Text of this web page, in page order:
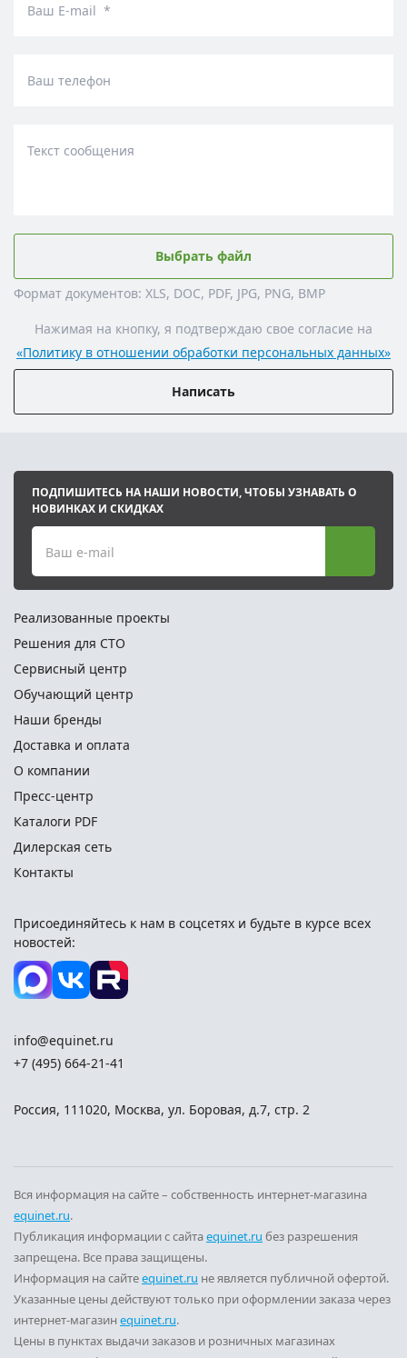
Ваш E-mail *
Ваш телефон
Текст сообщения
Выбрать файл
Формат документов: XLS, DOC, PDF, JPG, PNG, BMP
Нажимая на кнопку, я подтверждаю свое согласие на
«Политику в отношении обработки персональных данных»
Написать
ПОДПИШИТЕСЬ НА НАШИ НОВОСТИ, ЧТОБЫ УЗНАВАТЬ О
НОВИНКАХ И СКИДКАХ
Ваш e-mail
Реализованные проекты
Решения для СТО
Сервисный центр
Обучающий центр
Наши бренды
Доставка и оплата
О компании
Пресс-центр
Каталоги PDF
Дилерская сеть
Контакты
Присоединяйтесь к нам в соцсетях и будьте в курсе всех
новостей:
info@equinet.ru
+7 (495) 664-21-41
Россия, 111020, Москва, ул. Боровая, д.7, стр. 2
Вся информация на сайте – собственность интернет-магазина
equinet.ru.
Публикация информации с сайтаequinet.ru без разрешения
запрещена. Все права защищены.
Информация на сайтеequinet.ru не является публичной офертой.
Указанные цены действуют только при оформлении заказа через
интернет-магазин equinet.ru.
Цены в пунктах выдачи заказов и розничных магазинах